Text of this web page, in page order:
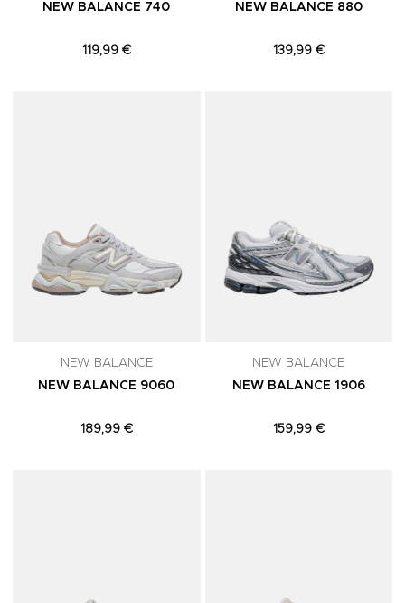
NEW BALANCE 740
119,99 €
NEW BALANCE 880
139,99 €
NEW BALANCE
NEW BALANCE 9060
189,99 €
NEW BALANCE
NEW BALANCE 1906
159,99 €